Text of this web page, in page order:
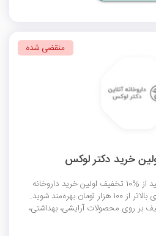
با وارد کردن کد تخفیف می‌توانید از %10 تخفیف اولین خرید داروخانه
آنلاین دکتر لوکس برای خریدهای بالاتر از 100 هزار تومان بهره‌مند شوید.
بر روی محصولات آرایشی، بهداشتی،
منقضی شده